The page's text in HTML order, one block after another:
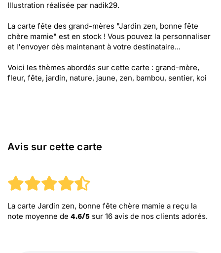
Illustration réalisée par nadik29.
La carte fête des grand-mères "Jardin zen, bonne fête
chère mamie" est en stock ! Vous pouvez la personnaliser
et l'envoyer dès maintenant à votre destinataire...
Voici les thèmes abordés sur cette carte : grand-mère,
fleur, fête, jardin, nature, jaune, zen, bambou, sentier, koi
Avis sur cette carte
La carte Jardin zen, bonne fête chère mamie a reçu la
note moyenne de 4.6/5 sur 16 avis de nos clients adorés.